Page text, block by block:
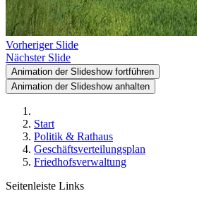
Vorheriger Slide
Nächster Slide
Animation der Slideshow fortführen
Animation der Slideshow anhalten
Start
Politik & Rathaus
Geschäftsverteilungsplan
Friedhofsverwaltung
Seitenleiste Links